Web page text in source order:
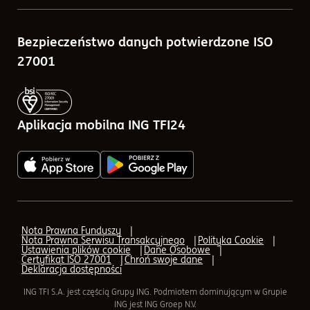
Tabele opłat
Zlecenia w ramach ING TFI24
Porównywarka funduszy
Kalkulatory
Pytania i odpowiedzi
AML (Przeciwdziałanie praniu pieniędzy)
AML - formularz elektroniczny
Aplikacja mobilna ING TFI24
Bezpieczeństwo danych potwierdzone ISO
27001
Aplikacja mobilna ING TFI24
Nota Prawna Funduszy
Nota Prawna Serwisu Transakcyjnego Polityka Cookie
Ustawienia plików cookie Dane Osobowe
Certyfikat ISO 27001 Chroń swoje dane
Deklaracja dostępności
ING TFI S.A. jest częścią Grupy ING. Podmiotem dominującym w Grupie
ING jest ING Groep N.V.